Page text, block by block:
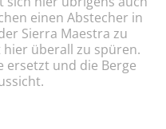
einen Abstecher in
Sierra Maestra zu
überall zu spüren.
und die Berge